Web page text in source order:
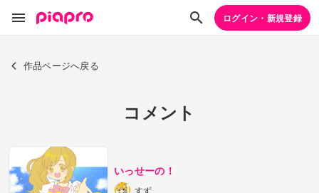
ログイン・新規登録
作品ページへ戻る
コメント
いっせーの！
すず